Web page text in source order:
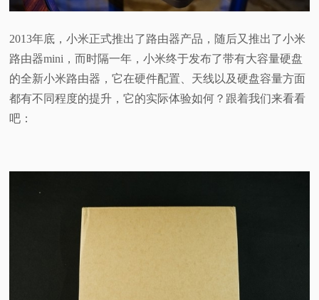
测
视
频
2013年底，小米正式推出了路由器产品，随后又推出了小米
路由器mini，而时隔一年，小米终于发布了带有大容量硬盘
的全新小米路由器，它在硬件配置、天线以及硬盘容量方面
都有不同程度的提升，它的实际体验如何？跟着我们来看看
吧：